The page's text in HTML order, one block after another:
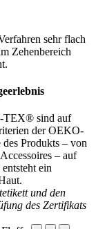
sehr flach
Zehenbereich
TEX® sind auf
der OEKO-
Produkts – von
– auf
ein
und den
des Zertifikats